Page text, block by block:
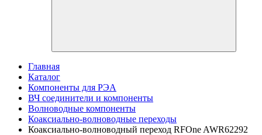
Главная
Каталог
Компоненты для РЭА
ВЧ соединители и компоненты
Волноводные компоненты
Коаксиально-волноводные переходы
Коаксиально-волноводный переход RFOne AWR62292